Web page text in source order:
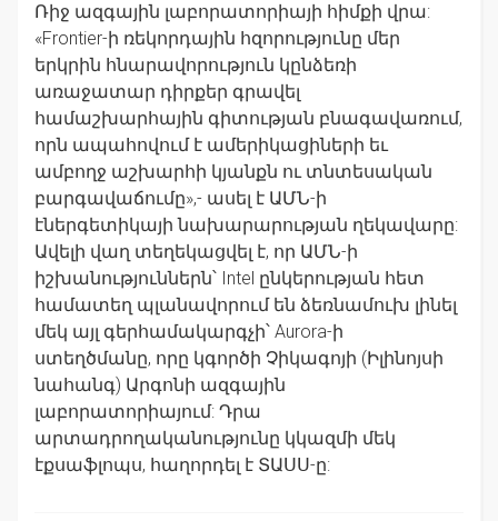
Ռիջ ազգային լաբորատորիայի հիմքի վրա:
«Frontier-ի ռեկորդային հզորությունը մեր
երկրին հնարավորություն կընձեռի
առաջատար դիրքեր գրավել
համաշխարհային գիտության բնագավառում,
որն ապահովում է ամերիկացիների եւ
ամբողջ աշխարհի կյանքն ու տնտեսական
բարգավաճումը»,- ասել է ԱՄՆ-ի
էներգետիկայի նախարարության ղեկավարը:
Ավելի վաղ տեղեկացվել է, որ ԱՄՆ-ի
իշխանություններն՝ Intel ընկերության հետ
համատեղ պլանավորում են ձեռնամուխ լինել
մեկ այլ գերհամակարգչի՝ Aurora-ի
ստեղծմանը, որը կգործի Չիկագոյի (Իլինոյսի
նահանգ) Արգոնի ազգային
լաբորատորիայում: Դրա
արտադրողականությունը կկազմի մեկ
էքսաֆլոպս, հաղորդել է ՏԱՍՍ-ը: